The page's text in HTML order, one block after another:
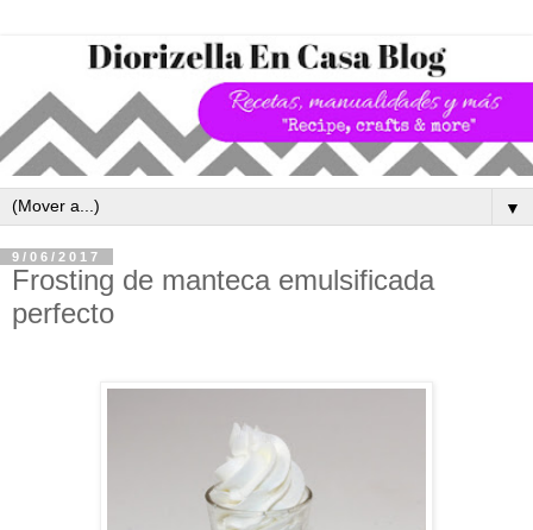
▼
9/06/2017
Frosting de manteca emulsificada
perfecto